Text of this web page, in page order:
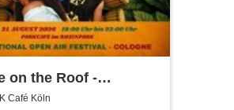
on the Roof -
Acoustics &
Café Köln